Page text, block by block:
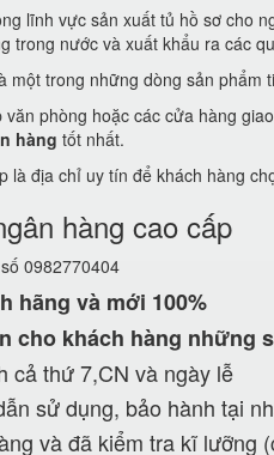
lĩnh vực sản xuất tủ hồ sơ cho
trong nước và xuất khẩu ra các
một trong những dòng sản phẩm
phòng hoặc các cửa hàng
hàng tốt nhất.
là địa chỉ uy tín để khách hàng
hàng cao cấp
0982770404
hãng và mới 100%
cho khách hàng những
cả thứ 7,CN và ngày lễ
sử dụng, bảo hành tại
và đã kiểm tra kĩ lưỡng